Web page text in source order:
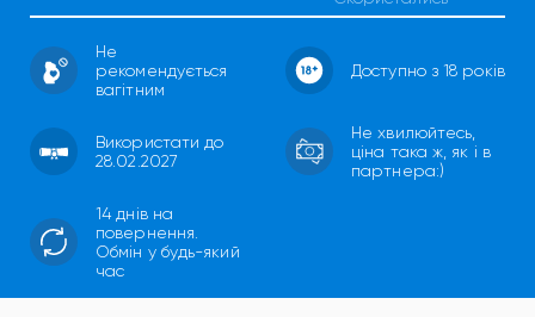
Не
рекомендується
вагітним
Доступно з 18 років
Використати до
28.02.2027
Не хвилюйтесь,
ціна така ж, як і в
партнера:)
14 днів на
повернення.
Обмін у будь-який
час